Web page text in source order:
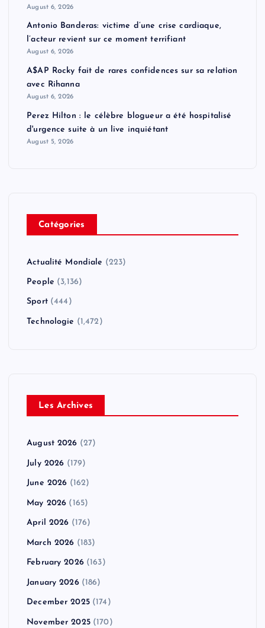
August 6, 2026
Antonio Banderas: victime d’une crise cardiaque,
l’acteur revient sur ce moment terrifiant
August 6, 2026
A$AP Rocky fait de rares confidences sur sa relation
avec Rihanna
August 6, 2026
Perez Hilton : le célèbre blogueur a été hospitalisé
d'urgence suite à un live inquiétant
August 5, 2026
Catégories
Actualité Mondiale (223)
People (3,136)
Sport(444)
Technologie (1,472)
Les Archives
August 2026 (27)
July 2026 (179)
June 2026 (162)
May 2026 (165)
April 2026 (176)
March 2026 (183)
February 2026(163)
January 2026(186)
December 2025(174)
November 2025(170)